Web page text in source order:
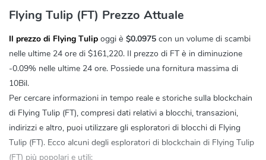
Flying Tulip (FT) Prezzo Attuale
Il prezzo di Flying Tulip oggi è $0.0975 con un volume di scambi
nelle ultime 24 ore di $161,220. Il prezzo di FT è in diminuzione
-0.09% nelle ultime 24 ore. Possiede una fornitura massima di
10Bil.
Per cercare informazioni in tempo reale e storiche sulla blockchain
di Flying Tulip (FT), compresi dati relativi a blocchi, transazioni,
indirizzi e altro, puoi utilizzare gli esploratori di blocchi di Flying
Tulip (FT). Ecco alcuni degli esploratori di blockchain di Flying Tulip
(FT) più popolari e utili: